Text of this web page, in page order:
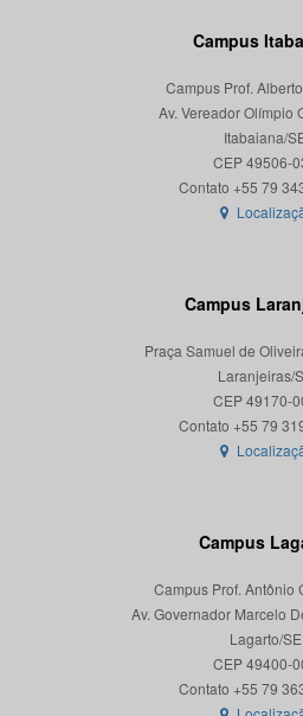
Campus
Campus Prof.
Av. Vereador Olímpio
Itabaiana/
CEP 49506-
Campus
Praça Samuel de
Laranjeiras/
CEP 49170-
Campus
Campus Prof. Antônio
Av. Governador Marcelo
Lagarto/SE
CEP 49400-